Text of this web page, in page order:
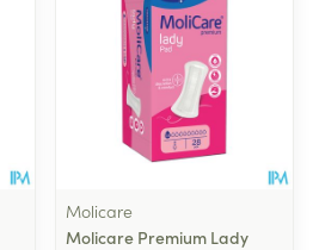
Molicare
Molicare Premium Lady